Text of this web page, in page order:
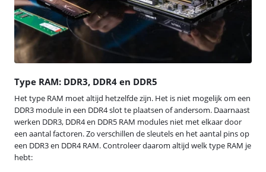
Type RAM: DDR3, DDR4 en DDR5
Het type RAM moet altijd hetzelfde zijn. Het is niet mogelijk om een
DDR3 module in een DDR4 slot te plaatsen of andersom. Daarnaast
werken DDR3, DDR4 en DDR5 RAM modules niet met elkaar door
een aantal factoren. Zo verschillen de sleutels en het aantal pins op
een DDR3 en DDR4 RAM. Controleer daarom altijd welk type RAM je
hebt: